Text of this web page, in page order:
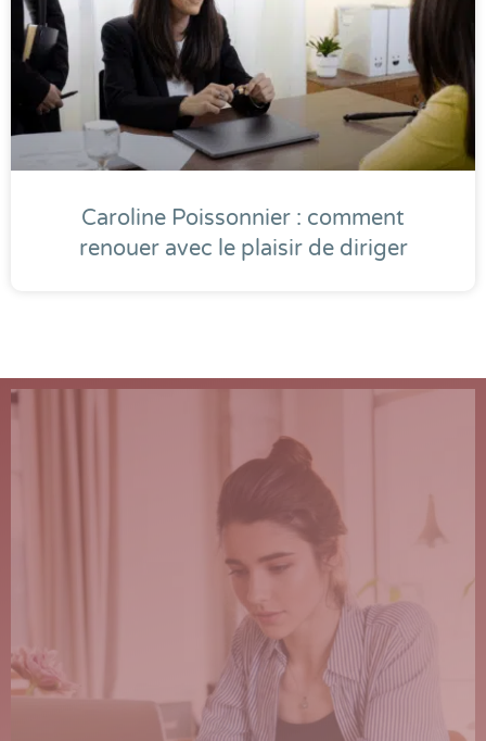
Caroline Poissonnier : comment
renouer avec le plaisir de diriger